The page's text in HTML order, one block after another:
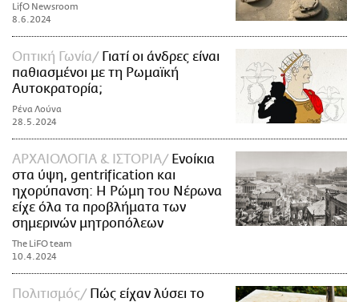
LifO Newsroom
8.6.2024
Οπτική Γωνία
Γιατί οι άνδρες είναι
παθιασμένοι με τη Ρωμαϊκή
Αυτοκρατορία;
Ρένα Λούνα
28.5.2024
ΑΡΧΑΙΟΛΟΓΙΑ & ΙΣΤΟΡΙΑ
Ενοίκια
στα ύψη, gentrification και
ηχορύπανση: Η Ρώμη του Νέρωνα
είχε όλα τα προβλήματα των
σημερινών μητροπόλεων
The LiFO team
10.4.2024
Πολιτισμός Πώς είχαν λύσει το